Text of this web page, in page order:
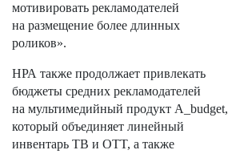
мотивировать рекламодателей
на размещение более длинных
роликов».
НРА также продолжает привлекать
бюджеты средних рекламодателей
на мультимедийный продукт A_budget,
который объединяет линейный
инвентарь ТВ и OTT, а также